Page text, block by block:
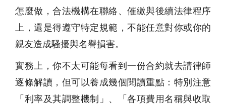
怎麼做，合法機構在聯絡、催繳與後續法律程序
上，還是得遵守特定規範，不能任意對你或你的
親友造成騷擾與名譽損害。
實務上，你不太可能每看到一份合約就去請律師
逐條解讀，但可以養成幾個閱讀重點：特別注意
「利率及其調整機制」、「各項費用名稱與收取